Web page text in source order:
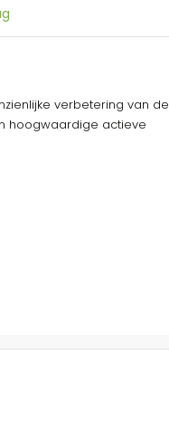
verbetering van de
hoogwaardige actieve